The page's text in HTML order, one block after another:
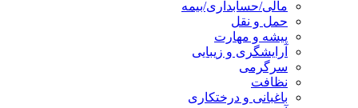
مالی/حسابداری/بیمه
حمل و نقل
پیشه و مهارت
آرایشگری و زیبایی
سرگرمی
نظافت
باغبانی و درختکاری